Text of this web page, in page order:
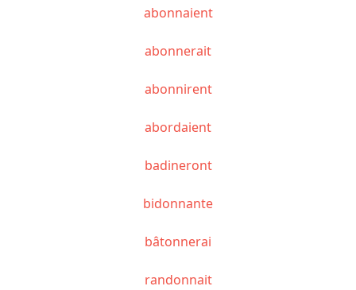
abonnaient
abonnerait
abonnirent
abordaient
badineront
bidonnante
bâtonnerai
randonnait